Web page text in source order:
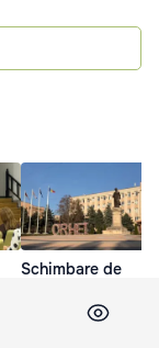
Schimbare de
reprezentant al
preluat funcția de